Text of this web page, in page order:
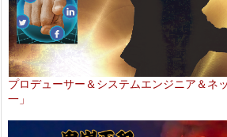
プロデューサー＆システムエンジニア＆ネ
一」